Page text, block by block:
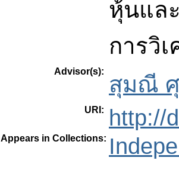
หุ้นแล
การวิ
Advisor(s):
สุมณี
URI: http://
Appears in Collections: